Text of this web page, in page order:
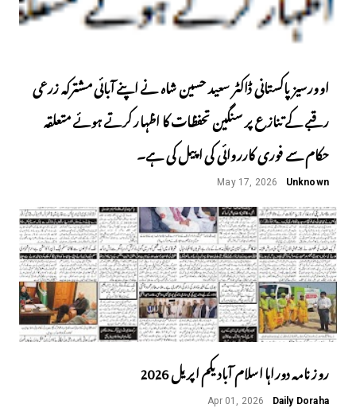
اوورسیز پاکستانی ڈاکٹر سعید حسین شاہ نے اپنے آبائی مشترکہ زرعی
رقبے کے تنازع پر سنگین تحفظات کا اظہار کرتے ہوئے متعلقہ
حکام سے فوری کارروائی کی اپیل کی ہے۔
Unknown
May 17, 2026
روز نامہ دوراہا اسلام آباد یکم اپریل 2026
Daily Doraha
Apr 01, 2026